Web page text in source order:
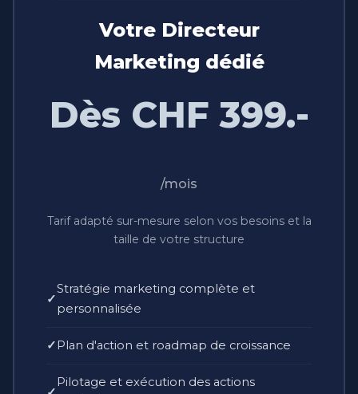
Votre Directeur
Marketing dédié
Dès CHF 399.-
/mois
Tarif adapté sur-mesure selon vos besoins et la
taille de votre structure
Stratégie marketing complète et
personnalisée
Plan d'action et roadmap de croissance
Pilotage et exécution des actions